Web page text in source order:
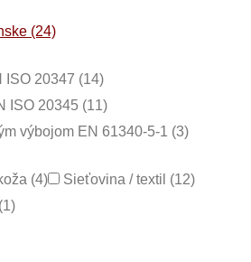
(24)
ISO 20347 (14)
ISO 20345 (11)
výbojom EN 61340-5-1 (3)
(4)
Sieťovina / textil (12)